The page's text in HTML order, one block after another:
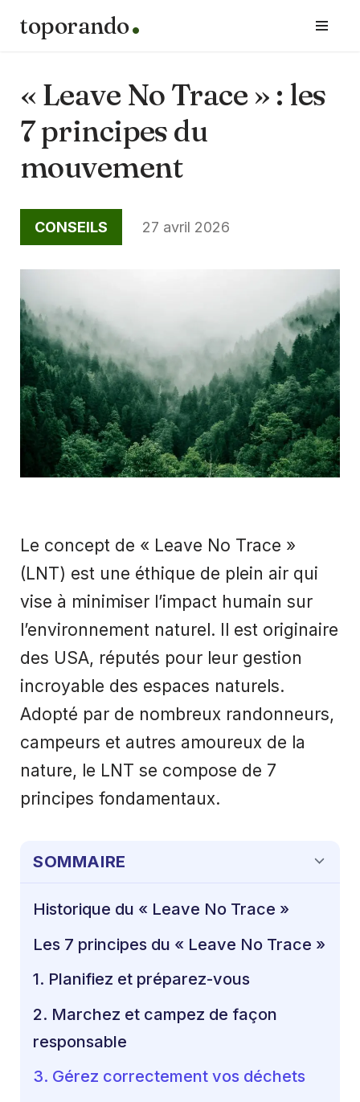
contenu
toporando
« Leave No Trace » : les
7 principes du
mouvement
CONSEILS 27 avril 2026
Le concept de « Leave No Trace »
(LNT) est une éthique de plein air qui
vise à minimiser l’impact humain sur
l’environnement naturel. Il est originaire
des USA, réputés pour leur gestion
incroyable des espaces naturels.
Adopté par de nombreux randonneurs,
campeurs et autres amoureux de la
nature, le LNT se compose de 7
principes fondamentaux.
SOMMAIRE
Historique du « Leave No Trace »
Les 7 principes du « Leave No Trace »
1. Planifiez et préparez-vous
2. Marchez et campez de façon
responsable
3. Gérez correctement vos déchets